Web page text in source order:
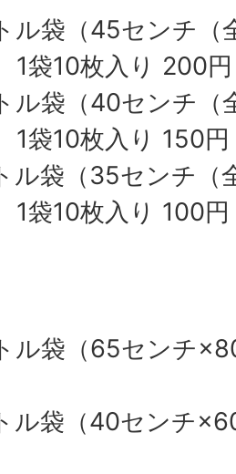
ル袋（45センチ（
1袋10枚入り 200円
ル袋（40センチ（
1袋10枚入り 150円
ル袋（35センチ（
1袋10枚入り 100円
ル袋（65センチ
ル袋（40センチ